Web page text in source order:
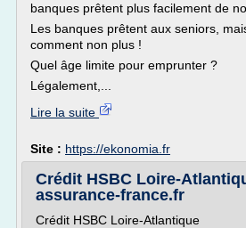
banques prêtent plus facilement de
Les banques prêtent aux seniors,
comment non plus !
Quel âge limite pour emprunter ?
Légalement,...
Lire la suite
Site : https://ekonomia.fr
Crédit HSBC Loire-
assurance-france.fr
Crédit HSBC Loire-Atlantique